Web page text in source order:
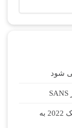
ارائه دوره اشتراک گذاری اینترنت در میکروتیک 2022 به